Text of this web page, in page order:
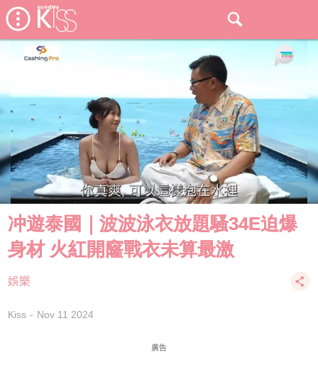
冲遊泰國｜波波泳衣放題騷34E迫爆
身材 火紅開窿戰衣未算最激
娛樂
Kiss Nov 11 2024
廣告